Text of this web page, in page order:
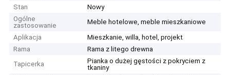
Stan
Nowy
Ogólne
zastosowanie
Meble hotelowe, meble mieszkaniowe
Aplikacja
Mieszkanie, willa, hotel, projekt
Rama
Rama z litego drewna
Tapicerka
Pianka o dużej gęstości z pokryciem z
tkaniny